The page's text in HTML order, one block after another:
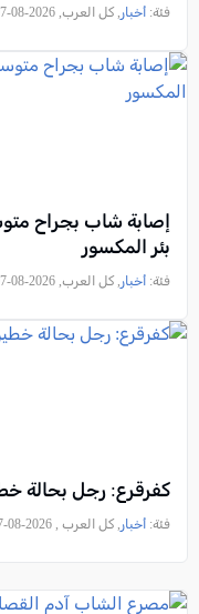
فئة: أخبار , كل العرب, 2026-08-07 23:21:53
إصابة شاب بجراح
بئر المكسور
فئة: أخبار , كل العرب, 2026-08-07 22:55:05
كفرقرع: رجل بحالة
فئة: أخبار , كل العرب , 2026-08-07 21:32:59